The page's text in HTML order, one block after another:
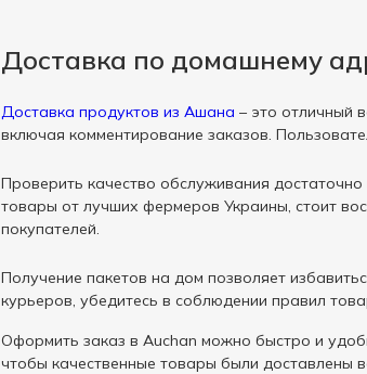
Доставка по домашнему
Доставка продуктов из Ашана – это отличный
включая комментирование заказов.
Проверить качество обслуживания
товары от лучших фермеров Украины, стоит
покупателей.
Получение пакетов на дом позволяет
курьеров, убедитесь в соблюдении правил
Оформить заказ в Auchan можно быстро и
чтобы качественные товары были доставлены